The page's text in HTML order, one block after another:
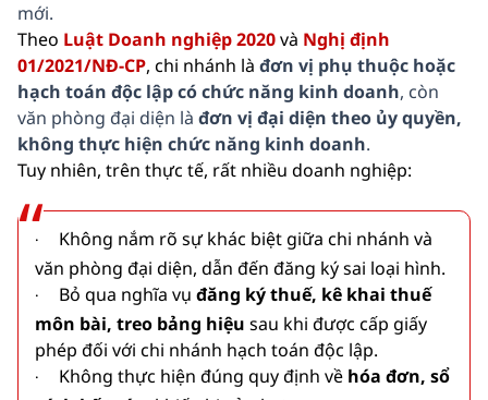
mới.
Theo Luật Doanh nghiệp 2020và Nghị định
01/2021/NĐ-CP, chi nhánh là đơn vị phụ thuộc hoặc
hạch toán độc lập có chức năng kinh doanh, còn
văn phòng đại diện là đơn vị đại diện theo ủy quyền,
không thực hiện chức năng kinh doanh.
Tuy nhiên, trên thực tế, rất nhiều doanh nghiệp:
·
Không nắm rõ sự khác biệt giữa chi nhánh và
văn phòng đại diện, dẫn đến đăng ký sai loại hình.
· Bỏ qua nghĩa vụ đăng ký thuế, kê khai thuế
môn bài, treo bảng hiệu sau khi được cấp giấy
phép đối với chi nhánh hạch toán độc lập.
· Không thực hiện đúng quy định về hóa đơn, sổ